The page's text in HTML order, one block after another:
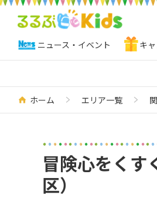
ニュース・イベント キ
ホーム エリア一覧
冒険心をくす
区）